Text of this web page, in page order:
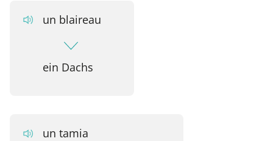
un blaireau
ein Dachs
un tamia